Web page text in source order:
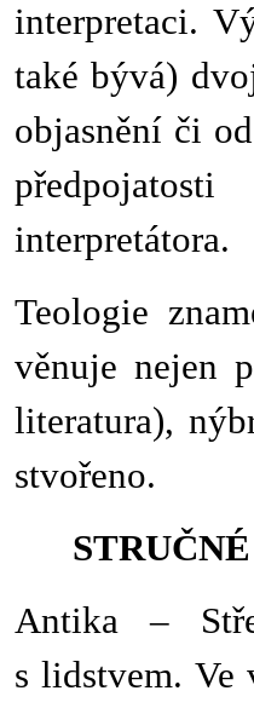
interpretaci.
také bývá)
objasnění či
interpretátora.
Teologie
věnuje nejen
literatura),
stvořeno.
Antika –
s lidstvem. Ve